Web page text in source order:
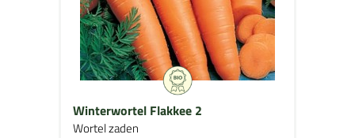
Winterwortel Flakkee 2
Wortel zaden